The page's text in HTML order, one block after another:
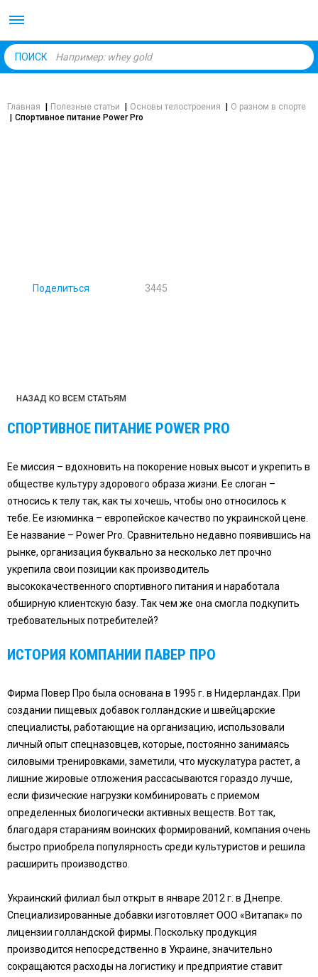
ПОИСК
Главная Полезные статьи Основы телостроения
О разном в спорте
Спортивное питание Power Pro
Поделиться 3445
НАЗАД КО ВСЕМ СТАТЬЯМ
СПОРТИВНОЕ ПИТАНИЕ POWER PRO
Ее миссия – вдохновить на покорение новых высот и укрепить в
обществе культуру здорового образа жизни. Ее слоган –
относись к телу так, как ты хочешь, чтобы оно относилось к
тебе. Ее изюминка – европейское качество по украинской цене.
Ее название – Power Pro . Сравнительно недавно появившись на
рынке, организация буквально за несколько лет прочно
укрепила свои позиции как производитель
высококачественного спортивного питания и наработала
обширную клиентскую базу. Так чем же она смогла подкупить
требовательных потребителей?
ИСТОРИЯ КОМПАНИИ ПАВЕР ПРО
Фирма Повер Про была основана в 1995 г. в Нидерландах. При
создании пищевых добавок голландские и швейцарские
специалисты, работающие на организацию, использовали
личный опыт спецназовцев, которые, постоянно занимаясь
силовыми тренировками, заметили, что мускулатура растет, а
лишние жировые отложения рассасываются гораздо лучше,
если физические нагрузки комбинировать с приемом
определенных биологически активных веществ. Вот так,
благодаря стараниям воинских формирований, компания очень
быстро приобрела популярность среди культуристов и решила
расширить производство.
Украинский филиал был открыт в январе 2012 г. в Днепре.
Специализированные добавки изготовляет ООО «Витапак» по
лицензии голландской фирмы. Поскольку продукция
производится непосредственно в Украине, значительно
сокращаются расходы на логистику и предприятие ставит